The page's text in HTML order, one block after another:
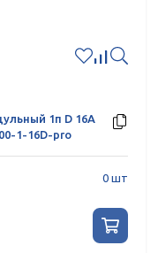
1п D 16А
1-16D-pro
0 шт